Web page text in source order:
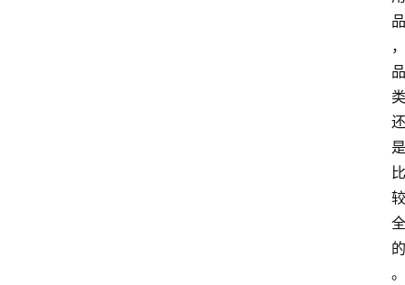
品
，
品
类
还
是
比
较
全
的
。